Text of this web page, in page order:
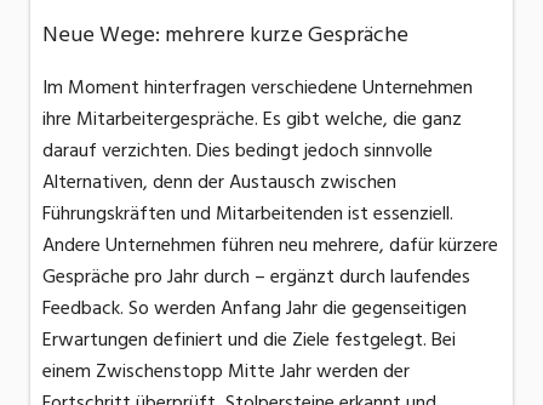
Neue Wege: mehrere kurze Gespräche
Im Moment hinterfragen verschiedene Unternehmen
ihre Mitarbeitergespräche. Es gibt welche, die ganz
darauf verzichten. Dies bedingt jedoch sinnvolle
Alternativen, denn der Austausch zwischen
Führungskräften und Mitarbeitenden ist essenziell.
Andere Unternehmen führen neu mehrere, dafür kürzere
Gespräche pro Jahr durch – ergänzt durch laufendes
Feedback. So werden Anfang Jahr die gegenseitigen
Erwartungen definiert und die Ziele festgelegt. Bei
einem Zwischenstopp Mitte Jahr werden der